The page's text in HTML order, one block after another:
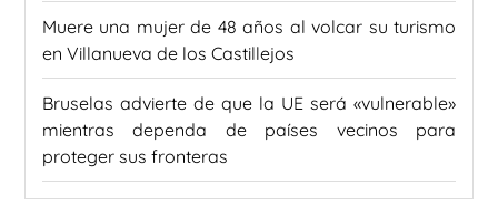
Muere una mujer de 48 años al volcar su turismo
en Villanueva de los Castillejos
Bruselas advierte de que la UE será «vulnerable»
mientras dependa de países vecinos para
proteger sus fronteras